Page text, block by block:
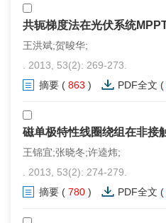
共轭梯度法在光伏系统
王洪斌;贺晙华;
. 2013, 53(2): 269-273.
摘要 ( 863 ) PDF全文 (
磁单极特性线圈绕组在非接
王锦宜;张晓冬;许逵炜;
. 2013, 53(2): 274-279.
摘要 ( 780 ) PDF全文 (